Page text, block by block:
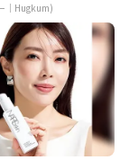
｜Hugkum)